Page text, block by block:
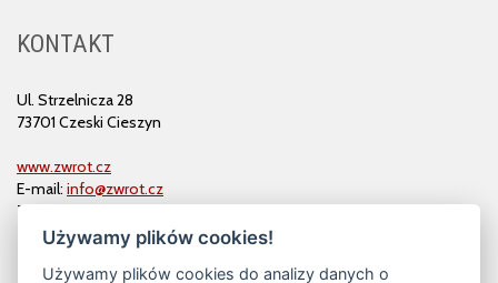
KONTAKT
Ul. Strzelnicza 28
73701 Czeski Cieszyn
www.zwrot.cz
E-mail: info@zwrot.cz
Tel. i faks: 558 711 582
Używamy plików cookies!
Używamy plików cookies do analizy danych o